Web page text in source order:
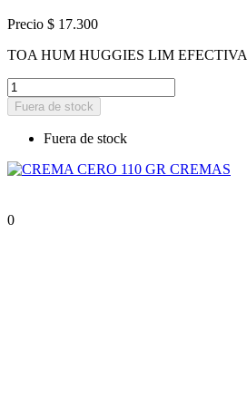
Precio $ 17.300
TOA HUM HUGGIES LIM
Fuera de stock
Fuera de stock
0